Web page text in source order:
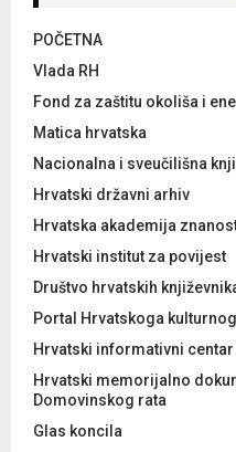
POČETNA
Vlada RH
Fond za zaštitu okoliša i
Matica hrvatska
Nacionalna i sveučilišna
Hrvatski državni arhiv
Hrvatska akademija
Hrvatski institut za povijest
Društvo hrvatskih
Portal Hrvatskoga
Hrvatski informativni centar
Hrvatski memorijalno
Domovinskog rata
Glas koncila